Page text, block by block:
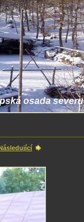
osada severu
Následující